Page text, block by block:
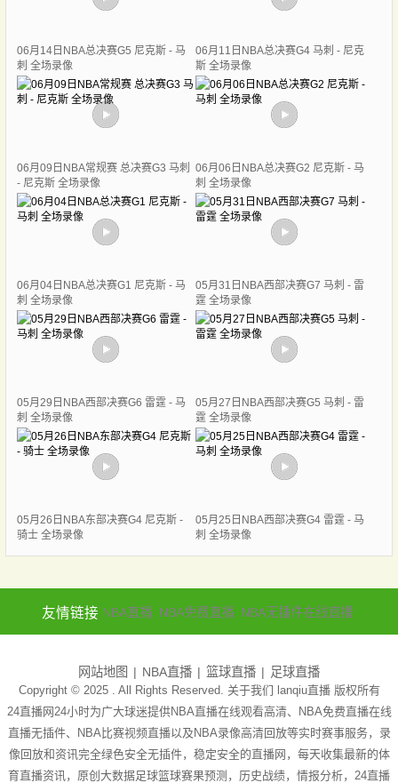
06月14日NBA总决赛G5 尼克斯 - 马
刺 全场录像
06月11日NBA总决赛G4 马刺 - 尼克
斯 全场录像
06月09日NBA常规赛 总决赛G3 马刺
- 尼克斯 全场录像
06月06日NBA总决赛G2 尼克斯 - 马
刺 全场录像
06月04日NBA总决赛G1 尼克斯 - 马
刺 全场录像
05月31日NBA西部决赛G7 马刺 - 雷
霆 全场录像
05月29日NBA西部决赛G6 雷霆 - 马
刺 全场录像
05月27日NBA西部决赛G5 马刺 - 雷
霆 全场录像
05月26日NBA东部决赛G4 尼克斯 -
骑士 全场录像
05月25日NBA西部决赛G4 雷霆 - 马
刺 全场录像
友情链接 NBA直播 NBA免费直播 NBA无插件在线直播
网站地图 NBA直播 篮球直播 足球直播
Copyright © 2025 . All Rights Reserved. 关于我们 lanqiu直播版权所有
24直播网24小时为广大球迷提供NBA直播在线观看高清、NBA免费直播在线
直播无插件、NBA比赛视频直播以及NBA录像高清回放等实时赛事服务，录
像回放和资讯完全绿色安全无插件，稳定安全的直播网，每天收集最新的体
育直播资讯，原创大数据足球篮球赛果预测，历史战绩，情报分析，24直播